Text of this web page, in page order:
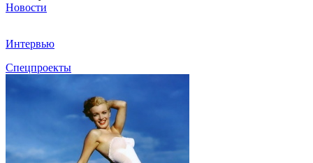
Новости
Интервью
Спецпроекты